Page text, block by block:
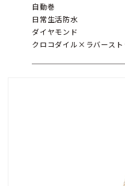
自動巻
日常生活防水
ダイヤモンド
クロコダイル×ラバースト